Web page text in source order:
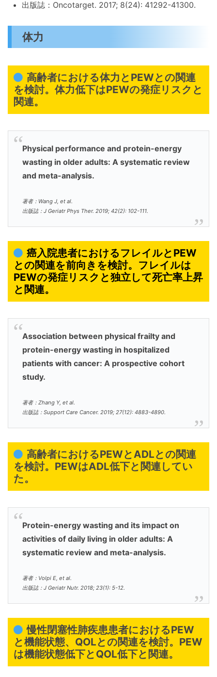
出版誌：Oncotarget. 2017; 8(24): 41292-41300.
体力
高齢者における体力とPEWとの関連
を検討。体力低下はPEWの発症リスクと
関連。
Physical performance and protein-energy
wasting in older adults: A systematic review
and meta-analysis.
著者：Wang J, et al.
出版誌：J Geriatr Phys Ther. 2019; 42(2): 102-111.
癌入院患者におけるフレイルとPEW
との関連を前向きを検討。フレイルは
PEWの発症リスクと独立して死亡率上昇
と関連。
Association between physical frailty and
protein-energy wasting in hospitalized
patients with cancer: A prospective cohort
study.
著者：Zhang Y, et al.
出版誌：Support Care Cancer. 2019; 27(12): 4883-4890.
高齢者におけるPEWとADLとの関連
を検討。PEWはADL低下と関連してい
た。
Protein-energy wasting and its impact on
activities of daily living in older adults: A
systematic review and meta-analysis.
著者：Volpi E, et al.
出版誌：J Geriatr Nutr. 2018; 23(1): 5-12.
慢性閉塞性肺疾患患者におけるPEW
と機能状態、QOLとの関連を検討。PEW
は機能状態低下とQOL低下と関連。